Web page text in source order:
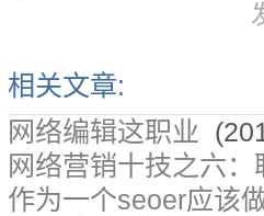
相关文章:
网络编辑这职业
网络营销十技之六
作为一个seoer应该